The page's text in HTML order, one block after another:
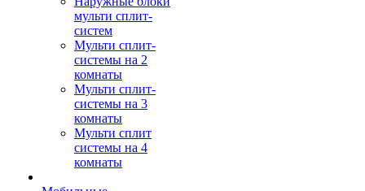
мульти сплит-
систем
Мульти сплит-
системы на 2
комнаты
Мульти сплит-
системы на 3
комнаты
Мульти сплит
системы на 4
комнаты